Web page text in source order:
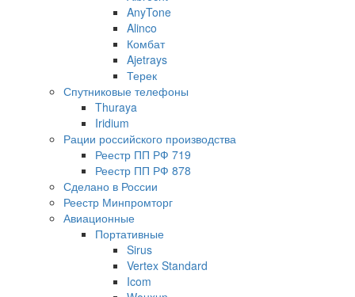
AnyTone
Alinco
Комбат
Ajetrays
Терек
Спутниковые телефоны
Thuraya
Iridium
Рации российского производства
Реестр ПП РФ 719
Реестр ПП РФ 878
Сделано в России
Реестр Минпромторг
Авиационные
Портативные
Sirus
Vertex Standard
Icom